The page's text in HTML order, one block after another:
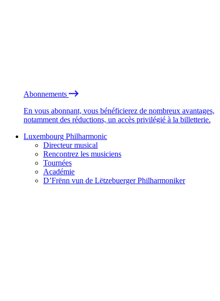
Abonnements
En vous abonnant, vous bénéficierez de nombreux avantages,
notamment des réductions, un accès privilégié à la billetterie.
Luxembourg Philharmonic
Directeur musical
Rencontrez les musiciens
Tournées
Académie
D’Frënn vun de Lëtzebuerger Philharmoniker